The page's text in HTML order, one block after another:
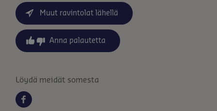
Muut ravintolat lähellä
Anna palautetta
Löydä meidät somesta